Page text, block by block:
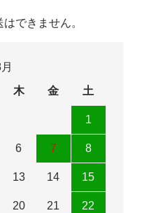
できません。
木 金 土
1
6 7 8
13 14 15
20 21 22